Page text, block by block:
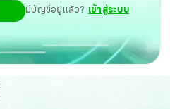
มีบัญชีอยู่แล้ว? เข้าสู่ระบบ